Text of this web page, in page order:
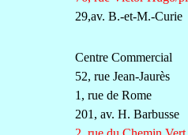
29,av. B.-et-M.-Curie
Centre Commercial
52, rue Jean-Jaurès
1, rue de Rome
201, av. H. Barbusse